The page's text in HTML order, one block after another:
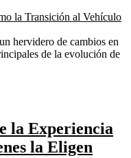
hervidero de cambios en
de la evolución de
la Experiencia
la Eligen